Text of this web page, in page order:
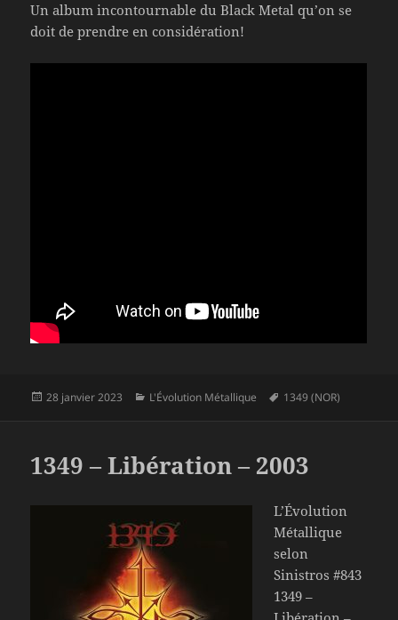
Un album incontournable du Black Metal qu’on se
doit de prendre en considération!
Publié
28 janvier 2023 Catégories
L'Évolution Métallique
Mots-
1349 (NOR)
1349 – Libération – 2003
L’Évolution
Métallique
selon
Sinistros #843
1349 –